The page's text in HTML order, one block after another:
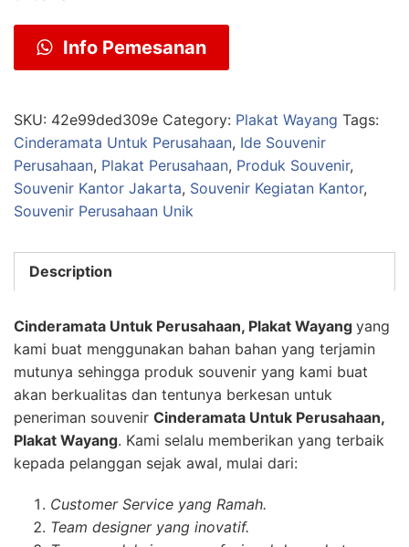
Info Pemesanan
SKU: 42e99ded309e Category: Plakat Wayang Tags:
Cinderamata Untuk Perusahaan, Ide Souvenir
Perusahaan, Plakat Perusahaan, Produk Souvenir,
Souvenir Kantor Jakarta, Souvenir Kegiatan Kantor,
Souvenir Perusahaan Unik
Description
Cinderamata Untuk Perusahaan, Plakat Wayang yang
kami buat menggunakan bahan bahan yang terjamin
mutunya sehingga produk souvenir yang kami buat
akan berkualitas dan tentunya berkesan untuk
peneriman souvenir Cinderamata Untuk Perusahaan,
Plakat Wayang. Kami selalu memberikan yang terbaik
kepada pelanggan sejak awal, mulai dari:
Customer Service yang Ramah.
Team designer yang inovatif.